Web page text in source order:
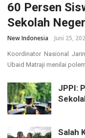
60 Persen
Sekolah
New Indonesia Juni 25,
Koordinator Nasional
Ubaid Matraji menilai
JPPI:
Salah